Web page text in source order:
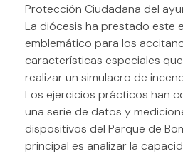
Protección Ciudadana del
La diócesis ha prestado este
emblemático para los
características especiales
realizar un simulacro de
Los ejercicios prácticos han
una serie de datos y
dispositivos del Parque de
principal es analizar la